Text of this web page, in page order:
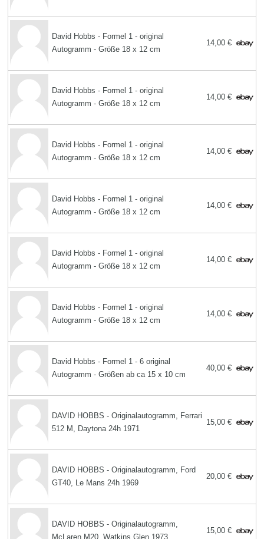
David Hobbs - Formel 1 - original
Autogramm - Größe 18 x 12 cm
14,00 €
David Hobbs - Formel 1 - original
Autogramm - Größe 18 x 12 cm
14,00 €
David Hobbs - Formel 1 - original
Autogramm - Größe 18 x 12 cm
14,00 €
David Hobbs - Formel 1 - original
Autogramm - Größe 18 x 12 cm
14,00 €
David Hobbs - Formel 1 - original
Autogramm - Größe 18 x 12 cm
14,00 €
David Hobbs - Formel 1 - original
Autogramm - Größe 18 x 12 cm
14,00 €
David Hobbs - Formel 1 - 6 original
Autogramm - Größen ab ca 15 x 10 cm
40,00 €
DAVID HOBBS - Originalautogramm, Ferrari
512 M, Daytona 24h 1971
15,00 €
DAVID HOBBS - Originalautogramm, Ford
GT40, Le Mans 24h 1969
20,00 €
DAVID HOBBS - Originalautogramm,
McLaren M20, Watkins Glen 1973
15,00 €